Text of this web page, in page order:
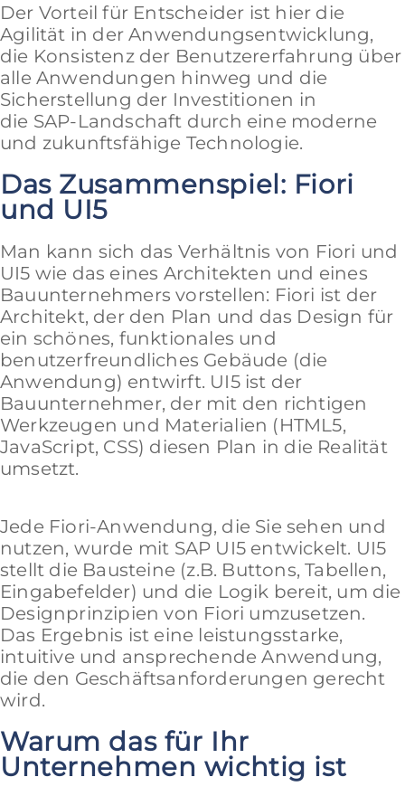
Der Vorteil für Entscheider ist hier die
Agilität in der Anwendungsentwicklung,
die Konsistenz der Benutzererfahrung über
alle Anwendungen hinweg und die
Sicherstellung der Investitionen in
die SAP-Landschaft durch eine moderne
und zukunftsfähige Technologie.
Das Zusammenspiel: Fiori
und UI5
Man kann sich das Verhältnis von Fiori und
UI5 wie das eines Architekten und eines
Bauunternehmers vorstellen: Fiori ist der
Architekt, der den Plan und das Design für
ein schönes, funktionales und
benutzerfreundliches Gebäude (die
Anwendung) entwirft. UI5 ist der
Bauunternehmer, der mit den richtigen
Werkzeugen und Materialien (HTML5,
JavaScript, CSS) diesen Plan in die Realität
umsetzt.
Jede Fiori-Anwendung, die Sie sehen und
nutzen, wurde mit SAP UI5 entwickelt. UI5
stellt die Bausteine (z.B. Buttons, Tabellen,
Eingabefelder) und die Logik bereit, um die
Designprinzipien von Fiori umzusetzen.
Das Ergebnis ist eine leistungsstarke,
intuitive und ansprechende Anwendung,
die den Geschäftsanforderungen gerecht
wird.
Warum das für Ihr
Unternehmen wichtig ist